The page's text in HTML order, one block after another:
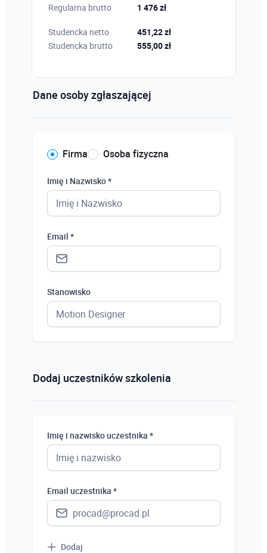
Regularna brutto
1 476 zł
Studencka netto
451,22 zł
Studencka brutto
555,00 zł
Dane osoby zgłaszającej
Firma Osoba fizyczna
Imię i Nazwisko *
Email *
Stanowisko
Dodaj uczestników szkolenia
Imię i nazwisko uczestnika *
Email uczestnika *
Dodaj
Uczeń
Bezrobotny